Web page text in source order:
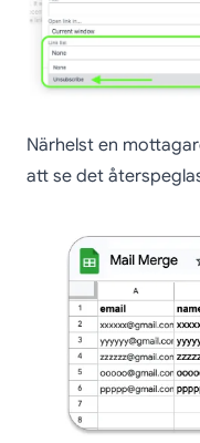
Närhelst en
att se det